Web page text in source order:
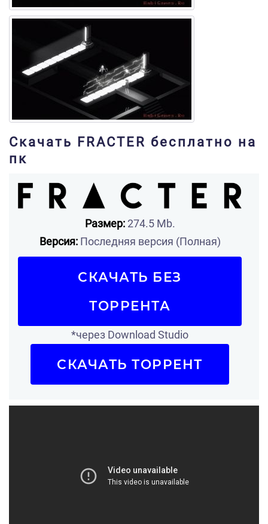
Скачать FRACTER бесплатно на
пк
Размер:274.5 Mb.
Версия:Последняя версия (Полная)
СКАЧАТЬ БЕЗ
ТОРРЕНТА
*через Download Studio
СКАЧАТЬ ТОРРЕНТ